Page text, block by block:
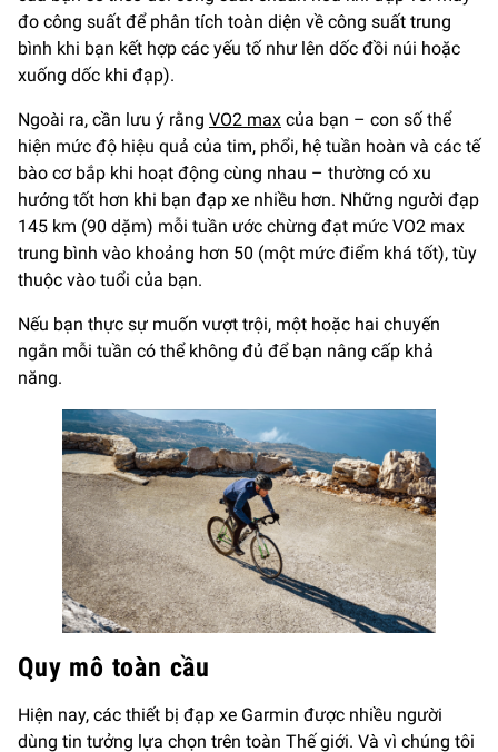
đo công suất để phân tích toàn diện về công suất trung
bình khi bạn kết hợp các yếu tố như lên dốc đồi núi hoặc
xuống dốc khi đạp).
Ngoài ra, cần lưu ý rằng VO2 max của bạn – con số thể
hiện mức độ hiệu quả của tim, phổi, hệ tuần hoàn và các tế
bào cơ bắp khi hoạt động cùng nhau – thường có xu
hướng tốt hơn khi bạn đạp xe nhiều hơn. Những người đạp
145 km (90 dặm) mỗi tuần ước chừng đạt mức VO2 max
trung bình vào khoảng hơn 50 (một mức điểm khá tốt), tùy
thuộc vào tuổi của bạn.
Nếu bạn thực sự muốn vượt trội, một hoặc hai chuyến
ngắn mỗi tuần có thể không đủ để bạn nâng cấp khả
năng.
Quy mô toàn cầu
Hiện nay, các thiết bị đạp xe Garmin được nhiều người
dùng tin tưởng lựa chọn trên toàn Thế giới. Và vì chúng tôi